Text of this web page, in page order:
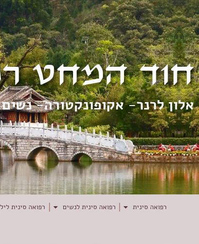
חוד המחט
אלון לרנר- אקופונקטורה-
רפואה סינית רפואה סינית לנשים רפואה סינית